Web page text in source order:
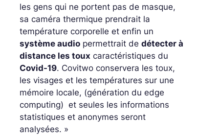
les gens qui ne portent pas de masque,
sa caméra thermique prendrait la
température corporelle et enfin un
système audio permettrait de détecter à
distance les toux caractéristiques du
Covid-19. Covitwo conservera les toux,
les visages et les températures sur une
mémoire locale, (génération du edge
computing) et seules les informations
statistiques et anonymes seront
analysées. »